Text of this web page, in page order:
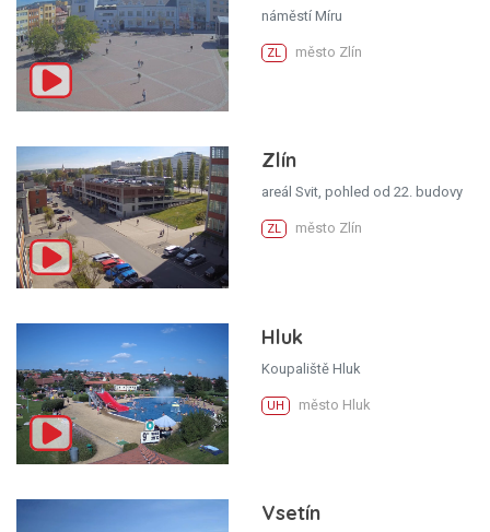
náměstí Míru
ZL město Zlín
Zlín
areál Svit, pohled od 22. budovy
ZL město Zlín
Hluk
Koupaliště Hluk
UH město Hluk
Vsetín